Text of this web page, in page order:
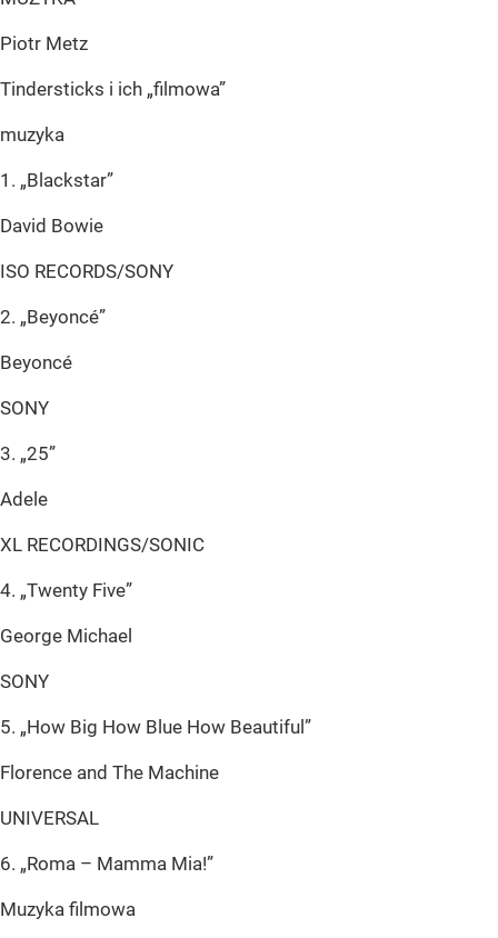
Piotr Metz
Tindersticks i ich „filmowa”
muzyka
1. „Blackstar”
David Bowie
ISO RECORDS/SONY
2. „Beyoncé”
Beyoncé
SONY
3. „25”
Adele
XL RECORDINGS/SONIC
4. „Twenty Five”
George Michael
SONY
5. „How Big How Blue How Beautiful”
Florence and The Machine
UNIVERSAL
6. „Roma – Mamma Mia!”
Muzyka filmowa